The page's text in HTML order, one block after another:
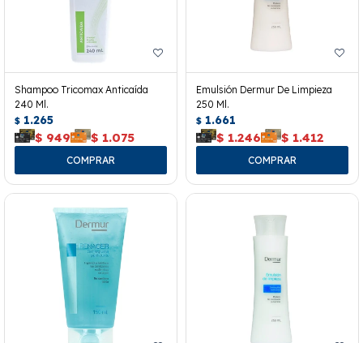
Shampoo Tricomax Anticaída
240 Ml.
$ 1.265
$ 949 $ 1.075
Emulsión Dermur De Limpieza
250 Ml.
$ 1.661
$ 1.246 $ 1.412